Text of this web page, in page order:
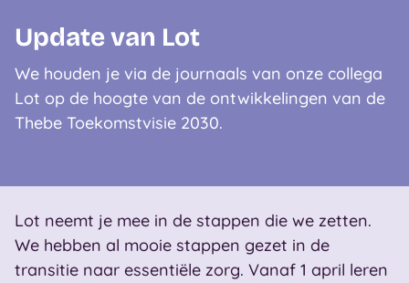
Update van Lot
We houden je via de journaals van onze collega
Lot op de hoogte van de ontwikkelingen van de
Thebe Toekomstvisie 2030.
Lot neemt je mee in de stappen die we zetten.
We hebben al mooie stappen gezet in de
transitie naar essentiële zorg. Vanaf 1 april leren